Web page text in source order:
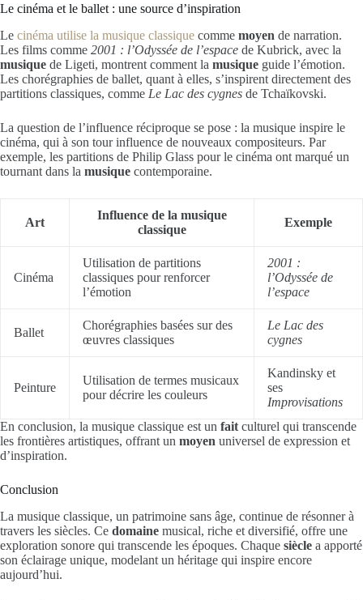
Le cinéma et le ballet : une source d’inspiration
Le cinéma utilise la musique classique comme moyen de narration.
Les films comme 2001 : l’Odyssée de l’espace de Kubrick, avec la
musique de Ligeti, montrent comment la musique guide l’émotion.
Les chorégraphies de ballet, quant à elles, s’inspirent directement des
partitions classiques, comme Le Lac des cygnes de Tchaïkovski.
La question de l’influence réciproque se pose : la musique inspire le
cinéma, qui à son tour influence de nouveaux compositeurs. Par
exemple, les partitions de Philip Glass pour le cinéma ont marqué un
tournant dans la musique contemporaine.
Art
Influence de la musique
classique
Exemple
Cinéma
Utilisation de partitions
classiques pour renforcer
l’émotion
2001 :
l’Odyssée de
l’espace
Ballet
Chorégraphies basées sur des
œuvres classiques
Le Lac des
cygnes
Peinture
Utilisation de termes musicaux
pour décrire les couleurs
Kandinsky et
ses
Improvisations
En conclusion, la musique classique est un fait culturel qui transcende
les frontières artistiques, offrant un moyen universel de expression et
d’inspiration.
Conclusion
La musique classique, un patrimoine sans âge, continue de résonner à
travers les siècles. Ce domaine musical, riche et diversifié, offre une
exploration sonore qui transcende les époques. Chaque siècle a apporté
son éclairage unique, modelant un héritage qui inspire encore
aujourd’hui.